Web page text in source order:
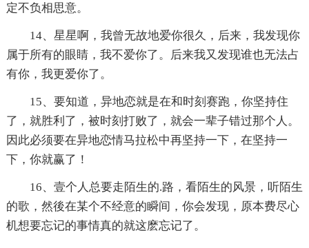
定不负相思意。
14、星星啊，我曾无故地爱你很久，后来，我发现你
属于所有的眼睛，我不爱你了。后来我又发现谁也无法占
有你，我更爱你了。
15、要知道，异地恋就是在和时刻赛跑，你坚持住
了，就胜利了，被时刻打败了，就会一辈子错过那个人。
因此必须要在异地恋情马拉松中再坚持一下，在坚持一
下，你就赢了！
16、壹个人总要走陌生的.路，看陌生的风景，听陌生
的歌，然後在某个不经意的瞬间，你会发现，原本费尽心
机想要忘记的事情真的就这麽忘记了。